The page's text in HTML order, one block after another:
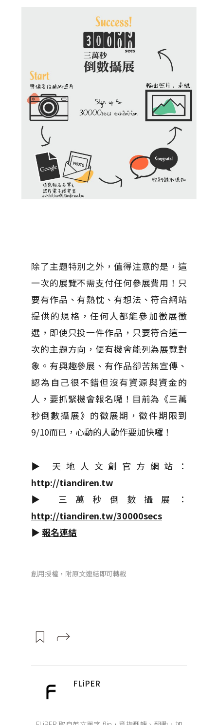
除了主題特別之外，值得注意的是，這
一次的展覽不需支付任何參展費用！只
要有作品、有熱忱、有想法、符合網站
提供的規格，任何人都能參加徵展徵
選，即使只投一件作品，只要符合這一
次的主題方向，便有機會能列為展覽對
象。有興趣參展、有作品卻苦無宣傳、
認為自己很不錯但沒有資源與資金的
人，要抓緊機會報名囉！目前為《三萬
秒倒數攝展》的徵展期，徵件期限到
9/10而已，心動的人動作要加快囉！
▶ 天地人文創官方網站：
http://tiandiren.tw
▶ 三萬秒倒數攝展：
http://tiandiren.tw/30000secs
▶報名連結
創用授權，附原文連結即可轉載
FLiPER